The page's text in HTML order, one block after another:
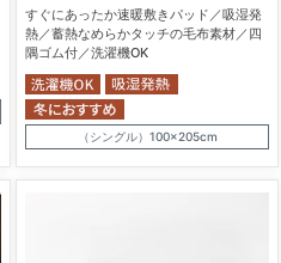
すぐにあったか速暖敷きパッド／吸湿発
熱／蓄熱なめらかタッチの毛布素材／四
隅ゴム付／洗濯機OK
（シングル）100×205cm